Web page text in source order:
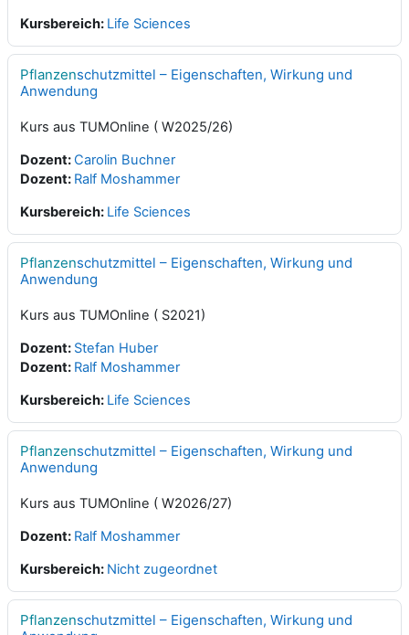
Kursbereich: Life Sciences
Pflanzenschutzmittel – Eigenschaften, Wirkung und
Anwendung
Kurs aus TUMOnline ( W2025/26)
Dozent:Carolin Buchner
Dozent: Ralf Moshammer
Kursbereich: Life Sciences
Pflanzenschutzmittel – Eigenschaften, Wirkung und
Anwendung
Kurs aus TUMOnline ( S2021)
Dozent: Stefan Huber
Dozent: Ralf Moshammer
Kursbereich: Life Sciences
Pflanzenschutzmittel – Eigenschaften, Wirkung und
Anwendung
Kurs aus TUMOnline ( W2026/27)
Dozent: Ralf Moshammer
Kursbereich: Nicht zugeordnet
Pflanzenschutzmittel – Eigenschaften, Wirkung und